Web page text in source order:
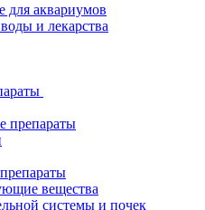
для аквариумов
и лекарства
препараты
вещества
системы и почек